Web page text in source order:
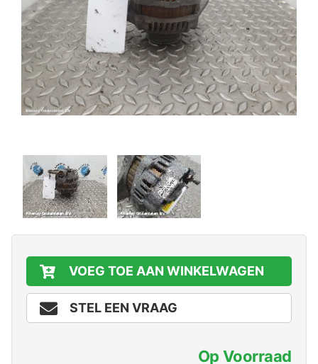
Op Voorraad
VOEG TOE AAN WINKELWAGEN
STEL EEN VRAAG